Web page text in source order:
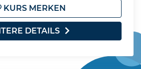
KURS MERKEN
DETAILS